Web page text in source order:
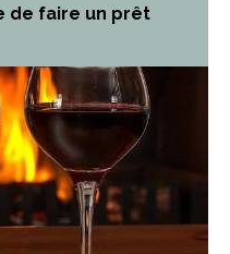
de faire un prêt